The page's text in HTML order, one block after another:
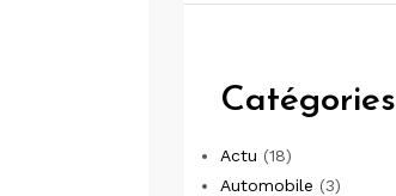
Catégories
Actu (18)
Automobile (3)